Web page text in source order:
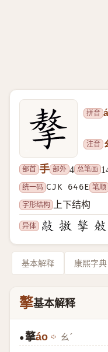
拼音
注音
部首 手 部外 4 总笔画
统一码 CJK 646E 笔顺
字形结构
上下结构
异体
基本解释 康熙字典
摮基本解释
●摮áo ㄠˊ